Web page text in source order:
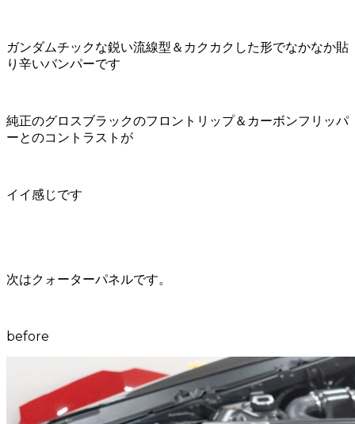
ガンダムチックな鋭い流線型＆カクカクした形でなかなか貼
り辛いバンパーです
純正のグロスブラックのフロントリップ＆カーボンフリッパ
ーとのコントラストが
イイ感じです
次はクォーターパネルです。
before